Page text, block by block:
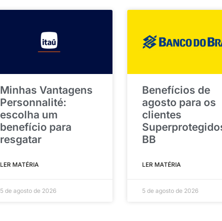
Minhas Vantagens
Personnalité:
escolha um
benefício para
resgatar
LER MATÉRIA
5 de agosto de 2026
Benefícios de
agosto para os
clientes
BB
LER MATÉRIA
5 de agosto de 2026